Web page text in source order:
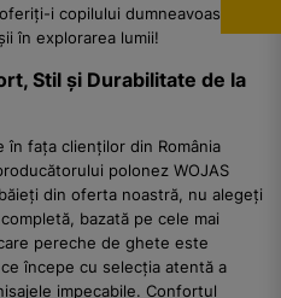
i copilului dumneavoastră
în explorarea lumii!
Stil și Durabilitate de la
în fața clienților din România
polonez WOJAS
din oferta noastră, nu alegeți
bazată pe cele mai
pereche de ghete este
începe cu selecția atentă a
impecabile. Confortul